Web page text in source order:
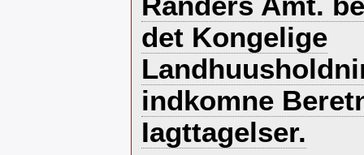
det Kongelige
indkomne
Iagttagelser.‎